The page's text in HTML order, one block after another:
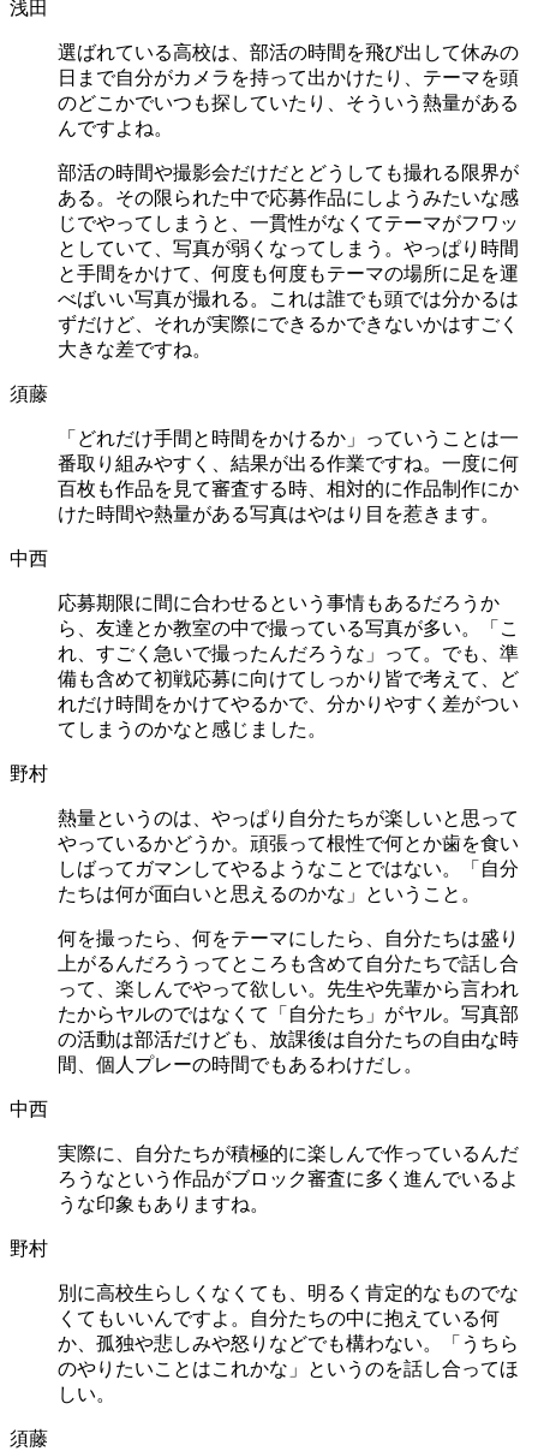
浅田
選ばれている高校は、部活の時間を飛び出して休みの
日まで自分がカメラを持って出かけたり、テーマを頭
のどこかでいつも探していたり、そういう熱量がある
んですよね。
部活の時間や撮影会だけだとどうしても撮れる限界が
ある。その限られた中で応募作品にしようみたいな感
じでやってしまうと、一貫性がなくてテーマがフワッ
としていて、写真が弱くなってしまう。やっぱり時間
と手間をかけて、何度も何度もテーマの場所に足を運
べばいい写真が撮れる。これは誰でも頭では分かるは
ずだけど、それが実際にできるかできないかはすごく
大きな差ですね。
須藤
「どれだけ手間と時間をかけるか」っていうことは一
番取り組みやすく、結果が出る作業ですね。一度に何
百枚も作品を見て審査する時、相対的に作品制作にか
けた時間や熱量がある写真はやはり目を惹きます。
中西
応募期限に間に合わせるという事情もあるだろうか
ら、友達とか教室の中で撮っている写真が多い。「こ
れ、すごく急いで撮ったんだろうな」って。でも、準
備も含めて初戦応募に向けてしっかり皆で考えて、ど
れだけ時間をかけてやるかで、分かりやすく差がつい
てしまうのかなと感じました。
野村
熱量というのは、やっぱり自分たちが楽しいと思って
やっているかどうか。頑張って根性で何とか歯を食い
しばってガマンしてやるようなことではない。「自分
たちは何が面白いと思えるのかな」ということ。
何を撮ったら、何をテーマにしたら、自分たちは盛り
上がるんだろうってところも含めて自分たちで話し合
って、楽しんでやって欲しい。先生や先輩から言われ
たからヤルのではなくて「自分たち」がヤル。写真部
の活動は部活だけども、放課後は自分たちの自由な時
間、個人プレーの時間でもあるわけだし。
中西
実際に、自分たちが積極的に楽しんで作っているんだ
ろうなという作品がブロック審査に多く進んでいるよ
うな印象もありますね。
野村
別に高校生らしくなくても、明るく肯定的なものでな
くてもいいんですよ。自分たちの中に抱えている何
か、孤独や悲しみや怒りなどでも構わない。「うちら
のやりたいことはこれかな」というのを話し合ってほ
しい。
須藤